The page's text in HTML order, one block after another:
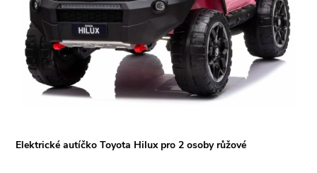
Elektrické autíčko Toyota Hilux pro 2 osoby růžové